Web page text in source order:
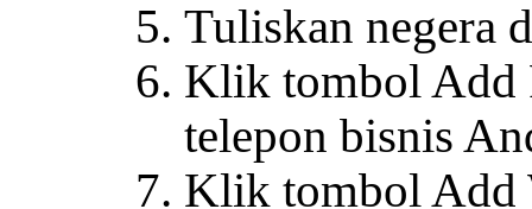
Tuliskan negera
Klik tombol Add
telepon bisnis
Klik tombol Add